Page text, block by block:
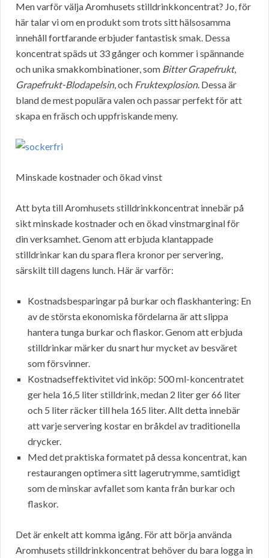
Men varför välja Aromhusets stilldrinkkoncentrat? Jo, för
här talar vi om en produkt som trots sitt hälsosamma
innehåll fortfarande erbjuder fantastisk smak. Dessa
koncentrat späds ut 33 gånger och kommer i spännande
och unika smakkombinationer, som Bitter Grapefrukt,
Grapefrukt-Blodapelsin, och Fruktexplosion. Dessa är
bland de mest populära valen och passar perfekt för att
skapa en fräsch och uppfriskande meny.
Minskade kostnader och ökad vinst
Att byta till Aromhusets stilldrinkkoncentrat innebär på
sikt minskade kostnader och en ökad vinstmarginal för
din verksamhet. Genom att erbjuda klantappade
stilldrinkar kan du spara flera kronor per servering,
särskilt till dagens lunch. Här är varför:
Kostnadsbesparingar på burkar och flaskhantering: En
av de största ekonomiska fördelarna är att slippa
hantera tunga burkar och flaskor. Genom att erbjuda
stilldrinkar märker du snart hur mycket av besväret
som försvinner.
Kostnadseffektivitet vid inköp: 500 ml-koncentratet
ger hela 16,5 liter stilldrink, medan 2 liter ger 66 liter
och 5 liter räcker till hela 165 liter. Allt detta innebär
att varje servering kostar en bråkdel av traditionella
drycker.
Med det praktiska formatet på dessa koncentrat, kan
restaurangen optimera sitt lagerutrymme, samtidigt
som de minskar avfallet som kanta från burkar och
flaskor.
Det är enkelt att komma igång. För att börja använda
Aromhusets stilldrinkkoncentrat behöver du bara logga in